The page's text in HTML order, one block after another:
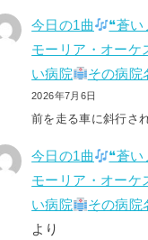
今日の1曲 ❝蒼い
モーリア・オーケ
い病院
その病
2026年7月6日
前を走る車に斜行さ
今日の1曲 ❝蒼い
モーリア・オーケ
い病院
その病
より